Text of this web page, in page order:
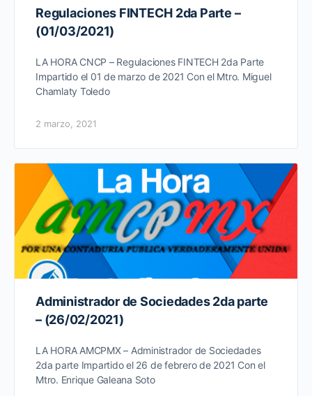
Regulaciones FINTECH 2da Parte –
(01/03/2021)
LA HORA CNCP – Regulaciones FINTECH 2da Parte
Impartido el 01 de marzo de 2021 Con el Mtro. Miguel
Chamlaty Toledo
2 marzo, 2021
Administrador de Sociedades 2da parte
– (26/02/2021)
LA HORA AMCPMX – Administrador de Sociedades
2da parte Impartido el 26 de febrero de 2021 Con el
Mtro. Enrique Galeana Soto